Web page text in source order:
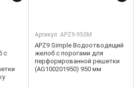
с
Артикул: APZ9-950M
APZ9 Simple Водоотводящий
желоб с порогами для
перфорированной решетки
(AG100201950) 950 мм